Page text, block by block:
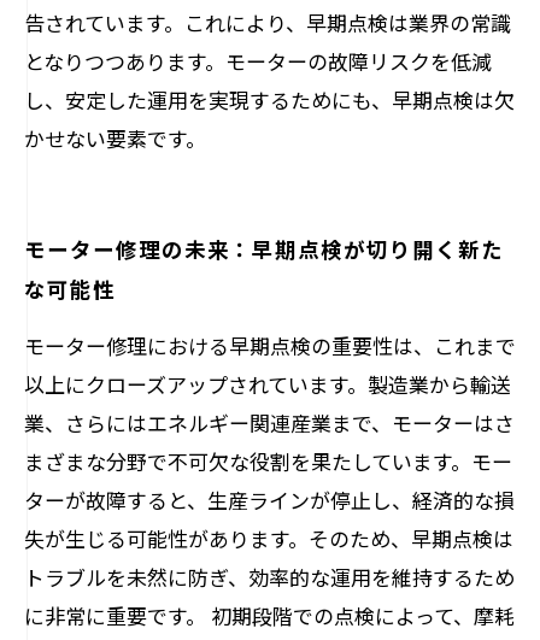
告されています。これにより、早期点検は業界の常識
となりつつあります。モーターの故障リスクを低減
し、安定した運用を実現するためにも、早期点検は欠
かせない要素です。
モーター修理の未来：早期点検が切り開く新た
な可能性
モーター修理における早期点検の重要性は、これまで
以上にクローズアップされています。製造業から輸送
業、さらにはエネルギー関連産業まで、モーターはさ
まざまな分野で不可欠な役割を果たしています。モー
ターが故障すると、生産ラインが停止し、経済的な損
失が生じる可能性があります。そのため、早期点検は
トラブルを未然に防ぎ、効率的な運用を維持するため
に非常に重要です。 初期段階での点検によって、摩耗